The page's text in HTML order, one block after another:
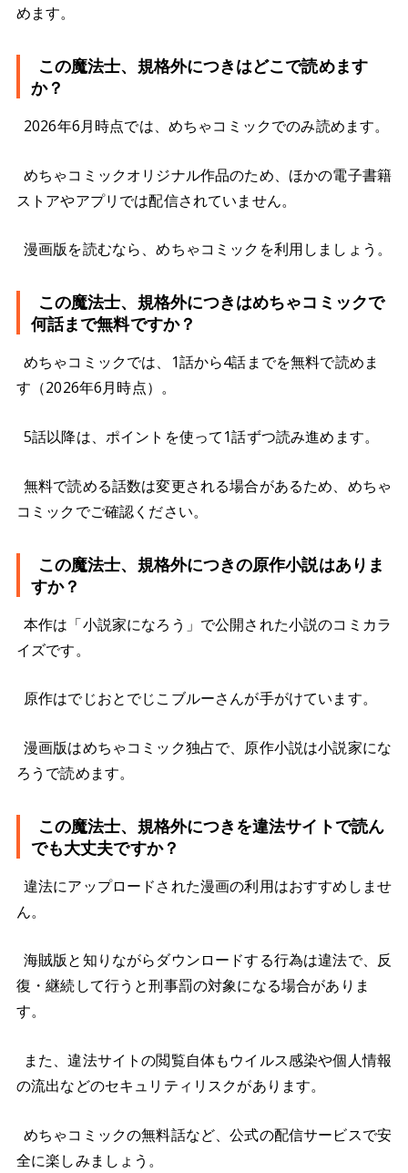
めます。
この魔法士、規格外につきはどこで読めます
か？
2026年6月時点では、めちゃコミックでのみ読めます。
めちゃコミックオリジナル作品のため、ほかの電子書籍
ストアやアプリでは配信されていません。
漫画版を読むなら、めちゃコミックを利用しましょう。
この魔法士、規格外につきはめちゃコミックで
何話まで無料ですか？
めちゃコミックでは、1話から4話までを無料で読めま
す（2026年6月時点）。
5話以降は、ポイントを使って1話ずつ読み進めます。
無料で読める話数は変更される場合があるため、めちゃ
コミックでご確認ください。
この魔法士、規格外につきの原作小説はありま
すか？
本作は「小説家になろう」で公開された小説のコミカラ
イズです。
原作はでじおとでじこブルーさんが手がけています。
漫画版はめちゃコミック独占で、原作小説は小説家にな
ろうで読めます。
この魔法士、規格外につきを違法サイトで読ん
でも大丈夫ですか？
違法にアップロードされた漫画の利用はおすすめしませ
ん。
海賊版と知りながらダウンロードする行為は違法で、反
復・継続して行うと刑事罰の対象になる場合がありま
す。
また、違法サイトの閲覧自体もウイルス感染や個人情報
の流出などのセキュリティリスクがあります。
めちゃコミックの無料話など、公式の配信サービスで安
全に楽しみましょう。